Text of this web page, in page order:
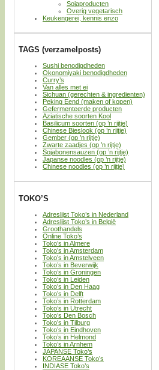
Sojaproducten
Overig vegetarisch
Keukengerei, kennis enzo
TAGS (verzamelposts)
Sushi benodigdheden
Okonomiyaki benodigdheden
Curry’s
Van alles met ei
Sichuan (gerechten & ingredienten)
Peking Eend (maken of kopen)
Gefermenteerde producten
Aziatische soorten Kool
Basilicum soorten (op ’n rijtje)
Chinese Bieslook (op ’n rijtje)
Gember (op ’n rijtje)
Zwarte zaadjes (op ’n rijtje)
Sojabonensauzen (op ’n rijtje)
Japanse noodles (op ’n rijtje)
Chinese noodles (op ’n rijtje)
TOKO’S
Adreslijst Toko’s in Nederland
Adreslijst Toko’s in België
Groothandels
Online Toko’s
Toko’s in Almere
Toko’s in Amsterdam
Toko’s in Amstelveen
Toko’s in Beverwijk
Toko’s in Groningen
Toko’s in Leiden
Toko’s in Den Haag
Toko’s in Delft
Toko’s in Rotterdam
Toko’s in Utrecht
Toko’s Den Bosch
Toko’s in Tilburg
Toko’s in Eindhoven
Toko’s in Helmond
Toko’s in Arnhem
JAPANSE Toko’s
KOREAANSE Toko’s
INDIASE Toko’s